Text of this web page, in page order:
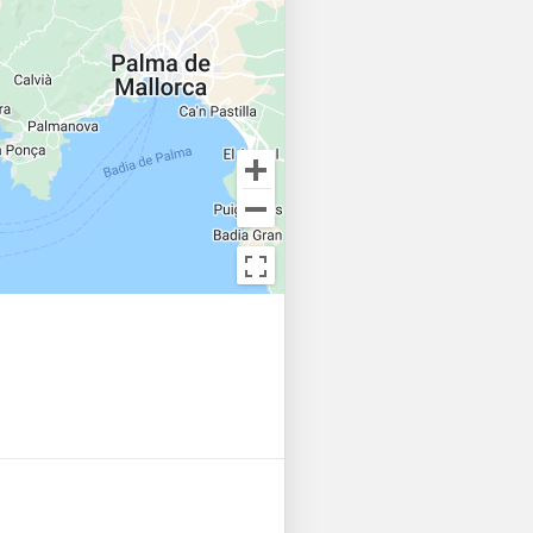
begin! 🌟
hour can be arranged at an